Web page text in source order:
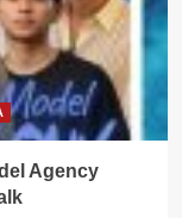
Agency